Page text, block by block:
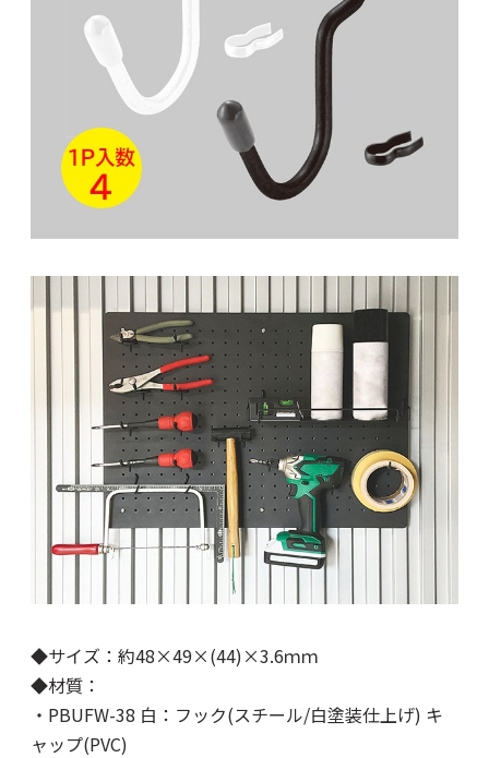
◆サイズ：約48×49×(44)×3.6ｍｍ
◆材質：
・PBUFW-38 白：フック(スチール/白塗装仕上げ) キ
ャップ(PVC)